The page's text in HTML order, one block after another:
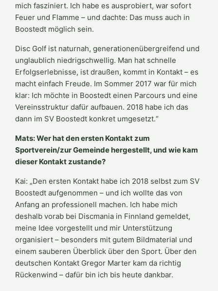
mich fasziniert. Ich habe es ausprobiert, war sofort
Feuer und Flamme – und dachte: Das muss auch in
Boostedt möglich sein.
Disc Golf ist naturnah, generationenübergreifend und
unglaublich niedrigschwellig. Man hat schnelle
Erfolgserlebnisse, ist draußen, kommt in Kontakt – es
macht einfach Freude. Im Sommer 2017 war für mich
klar: Ich möchte in Boostedt einen Parcours und eine
Vereinsstruktur dafür aufbauen. 2018 habe ich das
dann im SV Boostedt konkret umgesetzt.“
Mats: Wer hat den ersten Kontakt zum
Sportverein/zur Gemeinde hergestellt, und wie kam
dieser Kontakt zustande?
Kai: „Den ersten Kontakt habe ich 2018 selbst zum SV
Boostedt aufgenommen – und ich wollte das von
Anfang an professionell machen. Ich habe mich
deshalb vorab bei Discmania in Finnland gemeldet,
meine Idee vorgestellt und mir Unterstützung
organisiert – besonders mit gutem Bildmaterial und
einem sauberen Überblick über den Sport. Über den
deutschen Kontakt Gregor Marter kam da richtig
Rückenwind – dafür bin ich bis heute dankbar.